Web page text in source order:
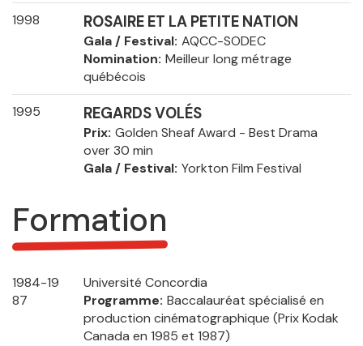
1998 ROSAIRE ET LA PETITE NATION
Gala / Festival AQCC-SODEC
Nomination Meilleur long métrage
québécois
1995 REGARDS VOLÉS
Prix Golden Sheaf Award - Best Drama
over 30 min
Gala / Festival Yorkton Film Festival
Formation
1984-19
87
Université Concordia
Programme Baccalauréat spécialisé en
production cinématographique (Prix Kodak
Canada en 1985 et 1987)